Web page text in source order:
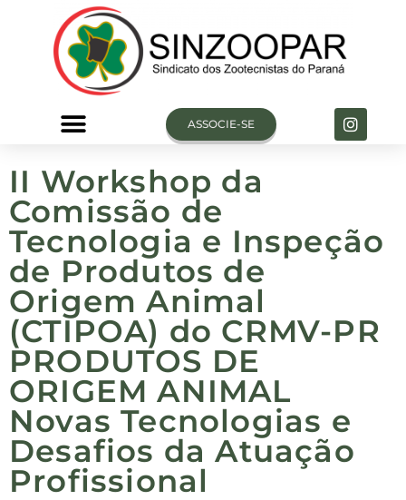
ASSOCIE-SE
II Workshop da
Comissão de
Tecnologia e Inspeção
de Produtos de
Origem Animal
(CTIPOA) do CRMV-PR
PRODUTOS DE
ORIGEM ANIMAL
Novas Tecnologias e
Desafios da Atuação
Profissional